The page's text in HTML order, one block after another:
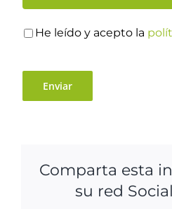
He leído y acepto la
Comparta esta
su red